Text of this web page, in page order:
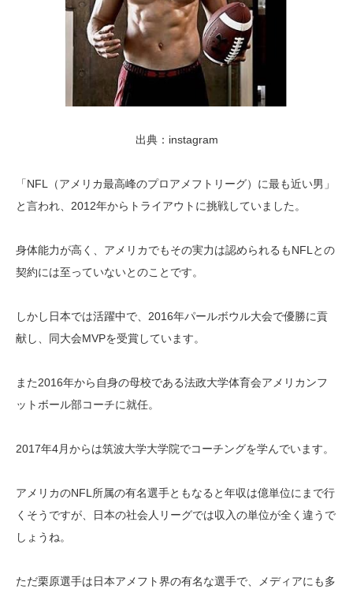
出典：instagram
「NFL（アメリカ最高峰のプロアメフトリーグ）に最も近い男」
と言われ、2012年からトライアウトに挑戦していました。
身体能力が高く、アメリカでもその実力は認められるもNFLとの
契約には至っていないとのことです。
しかし日本では活躍中で、2016年パールボウル大会で優勝に貢
献し、同大会MVPを受賞しています。
また2016年から自身の母校である法政大学体育会アメリカンフ
ットボール部コーチに就任。
2017年4月からは筑波大学大学院でコーチングを学んでいます。
アメリカのNFL所属の有名選手ともなると年収は億単位にまで行
くそうですが、日本の社会人リーグでは収入の単位が全く違うで
しょうね。
ただ栗原選手は日本アメフト界の有名な選手で、メディアにも多